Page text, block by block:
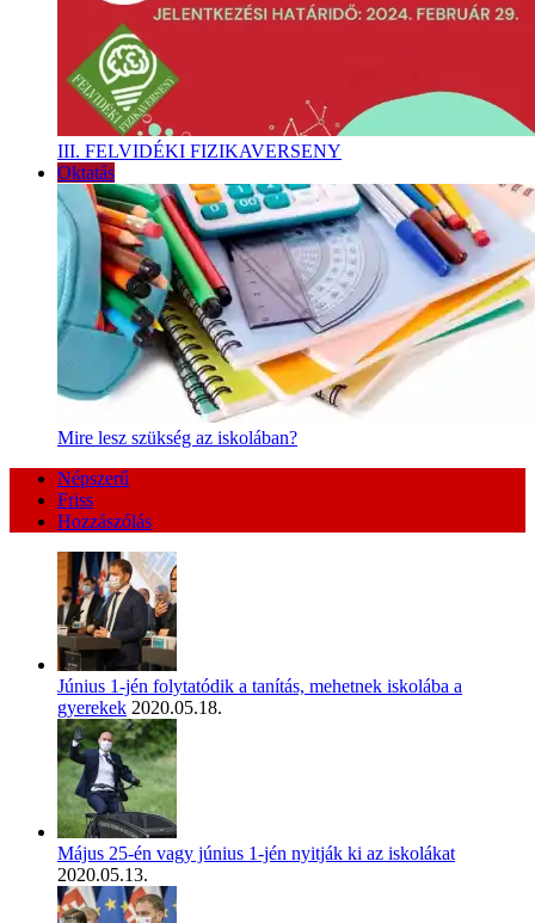
III. FELVIDÉKI FIZIKAVERSENY
Oktatás
Mire lesz szükség az iskolában?
Népszerű
Friss
Hozzászólás
Június 1-jén folytatódik a tanítás, mehetnek iskolába a
gyerekek 2020.05.18.
Május 25-én vagy június 1-jén nyitják ki az iskolákat
2020.05.13.